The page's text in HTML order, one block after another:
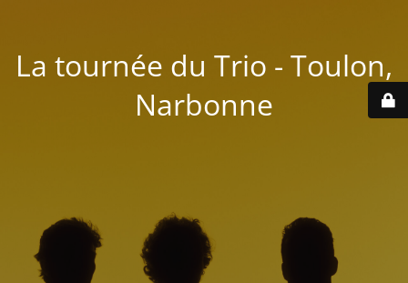
La tournée du Trio - Toulon,
Narbonne